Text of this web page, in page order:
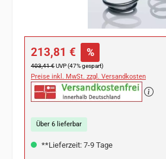
Verkaufspreis:
213,81 € %
Regulärer Preis:
403,41 €UVP (47% gespart)
Preise inkl. MwSt. zzgl. Versandkosten
Über 6 lieferbar
**Lieferzeit: 7-9 Tage